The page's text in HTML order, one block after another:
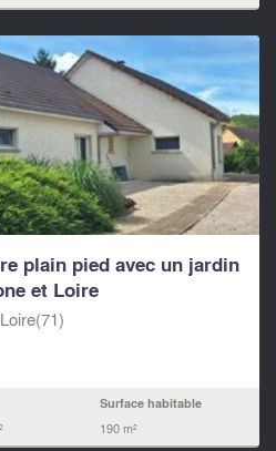
plain pied avec un jardin
et Loire
Surface habitable
190 m²